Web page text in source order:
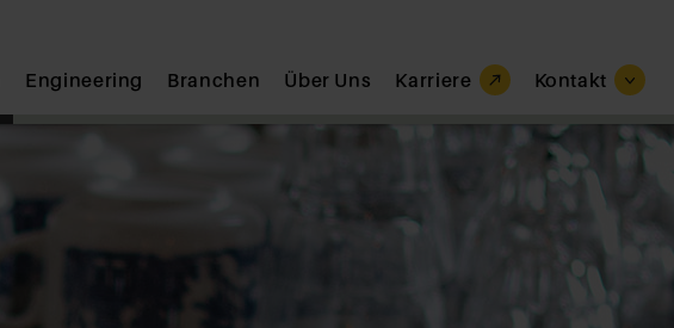
Engineering Branchen Über Uns Karriere Kontakt